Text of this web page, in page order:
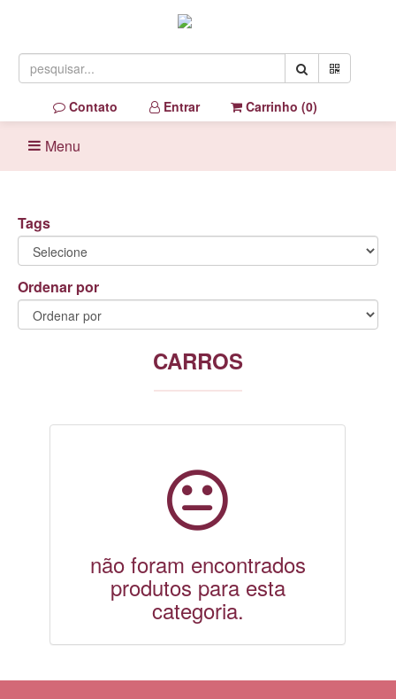
Contato Entrar Carrinho (0)
Menu
Tags
Ordenar por
CARROS
não foram encontrados
produtos para esta
categoria.